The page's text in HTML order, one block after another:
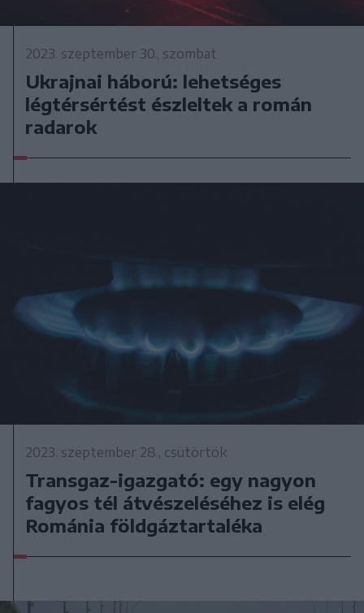
2023. szeptember 30., szombat
Ukrajnai háború: lehetséges
légtérsértést észleltek a román
radarok
2023. szeptember 28., csütörtök
Transgaz-igazgató: egy nagyon
fagyos tél átvészeléséhez is elég
Románia földgáztartaléka